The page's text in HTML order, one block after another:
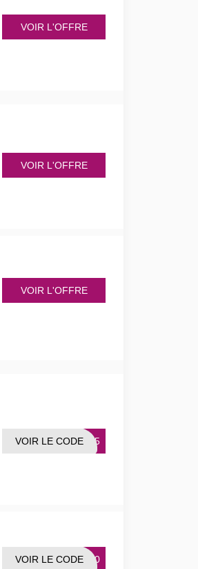
VOIR L'OFFRE
VOIR L'OFFRE
VOIR L'OFFRE
2525
VOIR LE CODE
TS50
VOIR LE CODE